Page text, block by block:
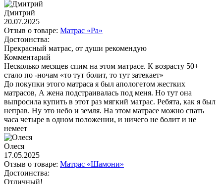
Дмитрий
20.07.2025
Отзыв о товаре: Матрас «Ра»
Достоинства:
Прекрасный матрас, от души рекомендую
Комментарий
Несколько месяцев спим на этом матрасе. К возрасту 50+
стало по -ночам «то тут болит, то тут затекает»
До покупки этого матраса я был апологетом жестких
матрасов, А жена подстраивалась под меня. Но тут она
выпросила купить в этот раз мягкий матрас. Ребята, как я был
неправ. Ну это небо и земля. На этом матрасе можно спать
часа четыре в одном положении, и ничего не болит и не
немеет
Олеся
17.05.2025
Отзыв о товаре: Матрас «Шамони»
Достоинства:
Отличный!